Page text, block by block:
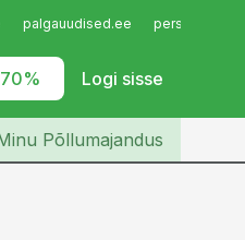
palgauudised.ee
Logi sisse
Põllumajandus